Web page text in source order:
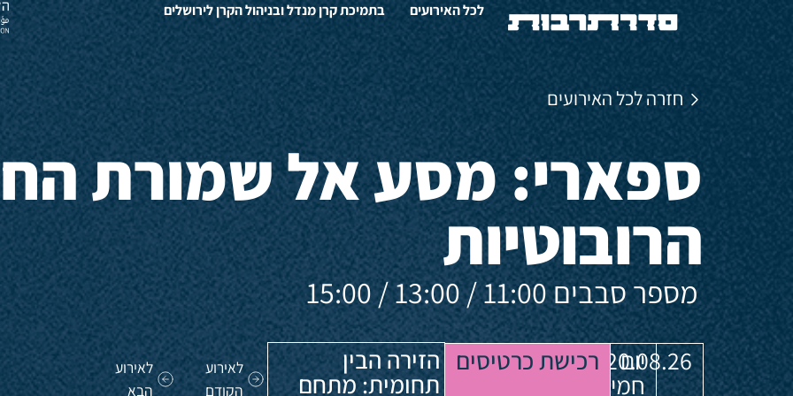
לכל האירועים בתמיכת קרן מנדל ובניהול הקרן לירושלים
חזרה לכל האירועים
ספארי: מסע אל שמורת
הרובוטיות
מספר סבבים 11:00 / 13:00 / 15:00
20.08.26
יום
חמישי
רכישת כרטיסים הזירה הבין
תחומית: מתחם
לאירוע
הקודם
לאירוע
הבא